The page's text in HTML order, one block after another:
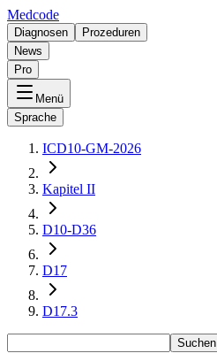
Medcode
Diagnosen
Prozeduren
News
Pro
Menü
Sprache
ICD10-GM-2026
Kapitel II
D10-D36
D17
D17.3
Suchen